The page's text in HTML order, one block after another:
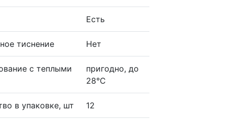
Есть
тиснение Нет
с теплыми
пригодно, до
28°С
в упаковке, шт 12